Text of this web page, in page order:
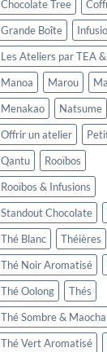
Chocolate Tree
Grande Boîte
Les Ateliers par TEA
Manoa
Marou
Menakao
Natsume
Offrir un atelier
Qantu
Rooïbos
Rooïbos & Infusions
Standout Chocolate
Thé Blanc
Théières
Thé Noir Aromatisé
Thé Oolong
Thés
Thé Sombre & Maocha
Thé Vert Aromatisé